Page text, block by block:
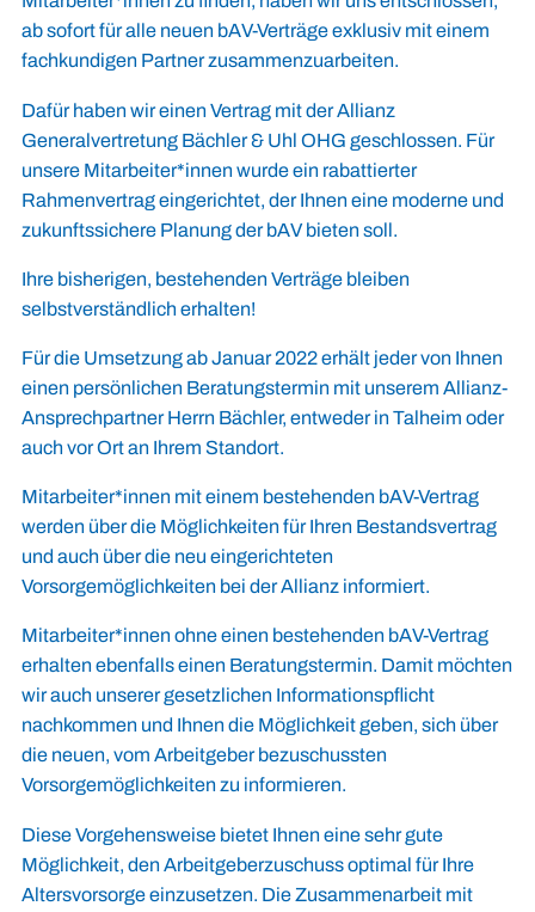
ab sofort für alle neuen bAV-Verträge exklusiv mit einem
fachkundigen Partner zusammenzuarbeiten.
Dafür haben wir einen Vertrag mit der Allianz
Generalvertretung Bächler & Uhl OHG geschlossen. Für
unsere Mitarbeiter*innen wurde ein rabattierter
Rahmenvertrag eingerichtet, der Ihnen eine moderne und
zukunftssichere Planung der bAV bieten soll.
Ihre bisherigen, bestehenden Verträge bleiben
selbstverständlich erhalten!
Für die Umsetzung ab Januar 2022 erhält jeder von Ihnen
einen persönlichen Beratungstermin mit unserem Allianz-
Ansprechpartner Herrn Bächler, entweder in Talheim oder
auch vor Ort an Ihrem Standort.
Mitarbeiter*innen mit einem bestehenden bAV-Vertrag
werden über die Möglichkeiten für Ihren Bestandsvertrag
und auch über die neu eingerichteten
Vorsorgemöglichkeiten bei der Allianz informiert.
Mitarbeiter*innen ohne einen bestehenden bAV-Vertrag
erhalten ebenfalls einen Beratungstermin. Damit möchten
wir auch unserer gesetzlichen Informationspflicht
nachkommen und Ihnen die Möglichkeit geben, sich über
die neuen, vom Arbeitgeber bezuschussten
Vorsorgemöglichkeiten zu informieren.
Diese Vorgehensweise bietet Ihnen eine sehr gute
Möglichkeit, den Arbeitgeberzuschuss optimal für Ihre
Altersvorsorge einzusetzen. Die Zusammenarbeit mit